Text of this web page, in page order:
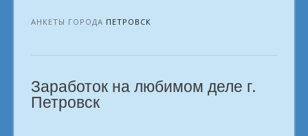
профессию
профессия
Петровск»
АНКЕТЫ ГОРОДА ПЕТРОВСК
Заработок на любимом деле г.
Петровск